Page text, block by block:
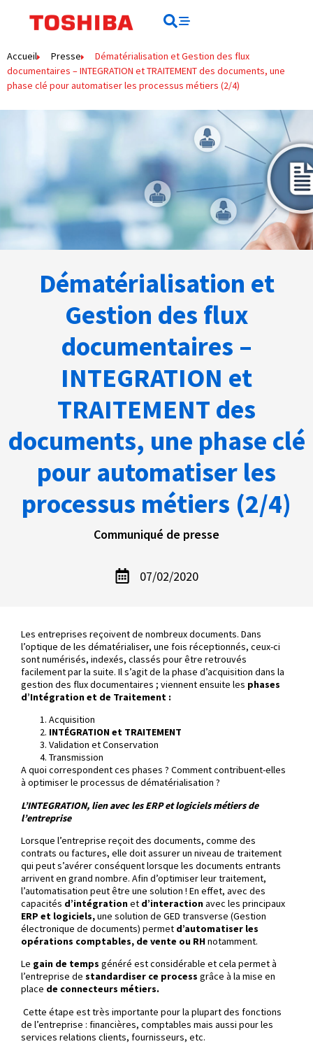
Accueil Presse
Dématérialisation et Gestion des flux
documentaires – INTEGRATION et TRAITEMENT des documents, une
phase clé pour automatiser les processus métiers (2/4)
Dématérialisation et
Gestion des flux
documentaires –
INTEGRATION et
TRAITEMENT des
documents, une phase clé
pour automatiser les
processus métiers (2/4)
Communiqué de presse
07/02/2020
Les entreprises reçoivent de nombreux documents. Dans
l’optique de les dématérialiser, une fois réceptionnés, ceux-ci
sont numérisés, indexés, classés pour être retrouvés
facilement par la suite. Il s’agit de la phase d’acquisition dans la
gestion des flux documentaires ; viennent ensuite les phases
d’Intégration et de Traitement :
Acquisition
INTÉGRATIONet TRAITEMENT
Validation et Conservation
Transmission
A quoi correspondent ces phases ? Comment contribuent-elles
à optimiser le processus de dématérialisation ?
L’INTEGRATION, lien avec les ERP et logiciels métiers de
l’entreprise
Lorsque l’entreprise reçoit des documents, comme des
contrats ou factures, elle doit assurer un niveau de traitement
qui peut s’avérer conséquent lorsque les documents entrants
arrivent en grand nombre. Afin d’optimiser leur traitement,
l’automatisation peut être une solution ! En effet, avec des
capacités d’intégrationet d’interactionavec les principaux
ERP et logiciels,une solution de GED transverse (Gestion
électronique de documents) permet d’automatiser les
opérations comptables, de vente ou RHnotamment.
Le gain de temps généré est considérable et cela permet à
l’entreprise de standardiser ce process grâce à la mise en
place de connecteurs métiers.
Cette étape est très importante pour la plupart des fonctions
de l’entreprise : financières, comptables mais aussi pour les
services relations clients, fournisseurs, etc.